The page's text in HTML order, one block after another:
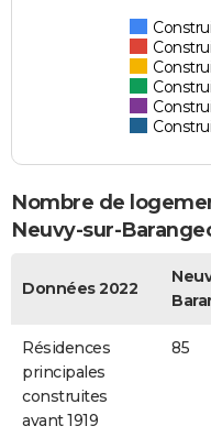
Nombre de
Neuvy-sur-
Données 2022
Résidences
principales
construites
avant 1919
85